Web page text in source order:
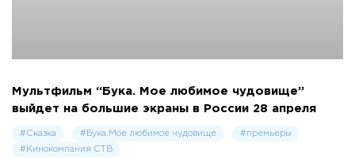
Мультфильм “Бука. Мое любимое чудовище”
выйдет на большие экраны в России 28 апреля
#Сказка #Бу­ка.Мое лю­бимое чу­дови­ще
#премьеры
#Кинокомпания СТВ